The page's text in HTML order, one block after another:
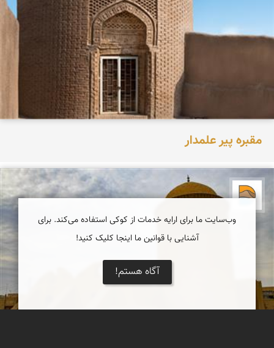
مقبره پیر علمدار
دریاچه کویر
وب‌سایت ما برای ارایه خدمات از کوکی استفاده می‌کند. برای
آشنایی با قوانین ما اینجا کلیک کنید!
آگاه هستم!